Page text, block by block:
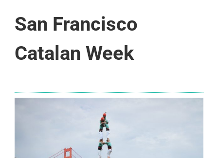
San Francisco
Catalan Week